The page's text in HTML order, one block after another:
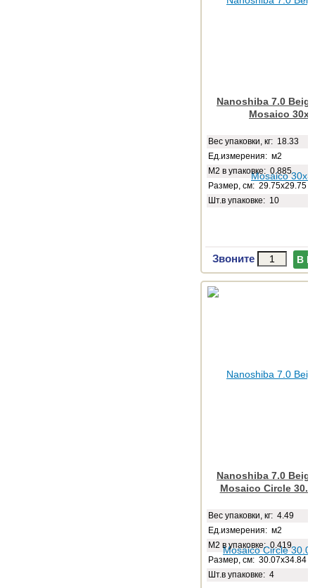
Nanoshiba 7.0
Mosaico
Веc упаковки, кг: 18.33
Ед.измерения: м2
М2 в упаковке: 0.885
Размер, см: 29.75x29.75
Шт.в упаковке: 10
Звоните В
Nanoshiba 7.0
Mosaico Circle
Веc упаковки, кг: 4.49
Ед.измерения: м2
М2 в упаковке: 0.419
Размер, см: 30.07x34.84
Шт.в упаковке: 4